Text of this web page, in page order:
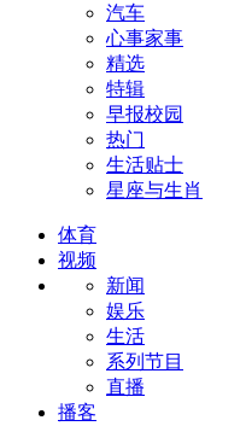
汽车
心事家事
精选
特辑
早报校园
热门
生活贴士
星座与生肖
体育
视频
新闻
娱乐
生活
系列节目
直播
播客